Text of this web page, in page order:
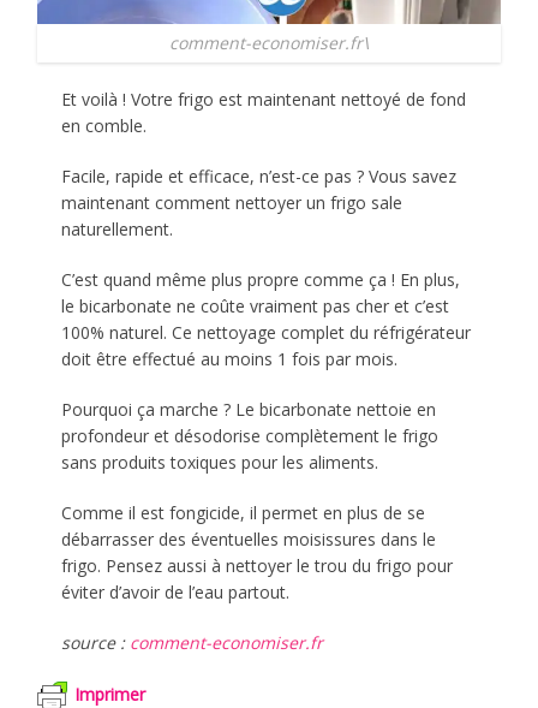
comment-economiser.fr\
Et voilà ! Votre frigo est maintenant nettoyé de fond
en comble.
Facile, rapide et efficace, n’est-ce pas ? Vous savez
maintenant comment nettoyer un frigo sale
naturellement.
C’est quand même plus propre comme ça ! En plus,
le bicarbonate ne coûte vraiment pas cher et c’est
100% naturel. Ce nettoyage complet du réfrigérateur
doit être effectué au moins 1 fois par mois.
Pourquoi ça marche ? Le bicarbonate nettoie en
profondeur et désodorise complètement le frigo
sans produits toxiques pour les aliments.
Comme il est fongicide, il permet en plus de se
débarrasser des éventuelles moisissures dans le
frigo. Pensez aussi à nettoyer le trou du frigo pour
éviter d’avoir de l’eau partout.
source : comment-economiser.fr
Imprimer